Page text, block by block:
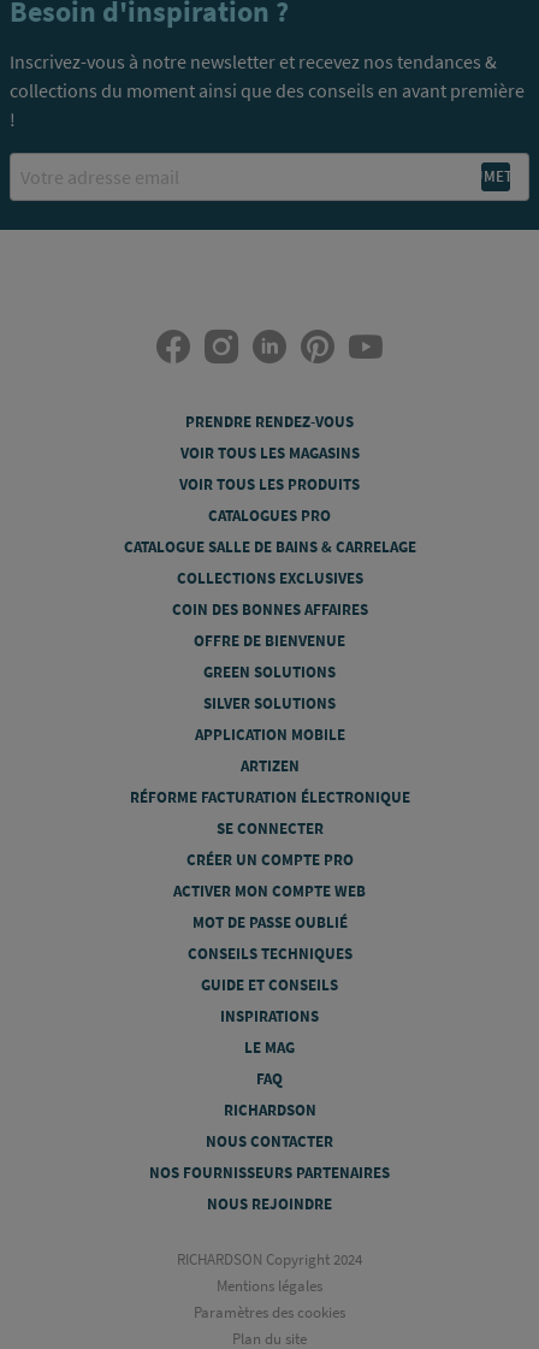
Besoin d'inspiration ?
Inscrivez-vous à notre newsletter et recevez nos tendances &
collections du moment ainsi que des conseils en avant première
!
PRENDRE RENDEZ-VOUS
VOIR TOUS LES MAGASINS
VOIR TOUS LES PRODUITS
CATALOGUES PRO
CATALOGUE SALLE DE BAINS & CARRELAGE
COLLECTIONS EXCLUSIVES
COIN DES BONNES AFFAIRES
OFFRE DE BIENVENUE
GREEN SOLUTIONS
SILVER SOLUTIONS
APPLICATION MOBILE
ARTIZEN
RÉFORME FACTURATION ÉLECTRONIQUE
SE CONNECTER
CRÉER UN COMPTE PRO
ACTIVER MON COMPTE WEB
MOT DE PASSE OUBLIÉ
CONSEILS TECHNIQUES
GUIDE ET CONSEILS
INSPIRATIONS
LE MAG
FAQ
RICHARDSON
NOUS CONTACTER
NOS FOURNISSEURS PARTENAIRES
NOUS REJOINDRE
RICHARDSON Copyright 2024
Mentions légales
Paramètres des cookies
Plan du site